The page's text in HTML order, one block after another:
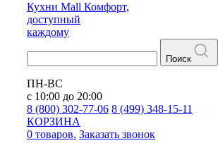
Кухни Mall Комфорт,
доступный
каждому
Поиск
ПН-ВС
с 10:00 до 20:00
8 (800) 302-77-06 8 (499) 348-15-11
КОРЗИНА
0 товаров. Заказать звонок